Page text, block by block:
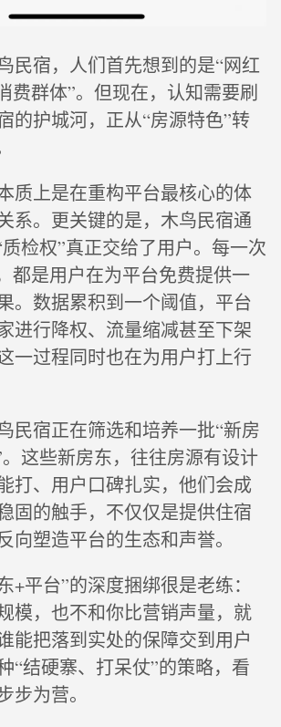
民宿，人们首先想到的是“网红
费群体”。但现在，认知需要刷
的护城河，正从“房源特色”转
质上是在重构平台最核心的体
系。更关键的是，木鸟民宿通
检权”真正交给了用户。每一次
都是用户在为平台免费提供一
。数据累积到一个阈值，平台
进行降权、流量缩减甚至下架
一过程同时也在为用户打上行
民宿正在筛选和培养一批“新房
。这些新房东，往往房源有设计
打、用户口碑扎实，他们会成
固的触手，不仅仅是提供住宿
向塑造平台的生态和声誉。
+平台”的深度捆绑很是老练：
模，也不和你比营销声量，就
能把落到实处的保障交到用户
“结硬寨、打呆仗”的策略，看
步为营。